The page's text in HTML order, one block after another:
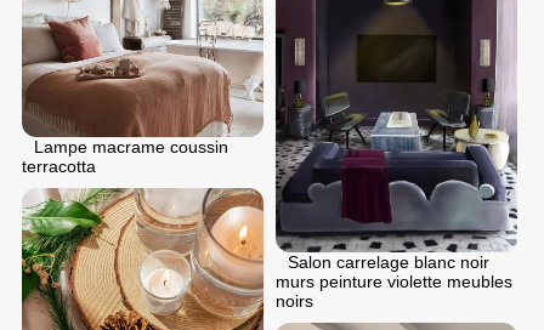
Salon carrelage blanc noir
murs peinture violette meubles
noirs
Lampe macrame coussin
terracotta